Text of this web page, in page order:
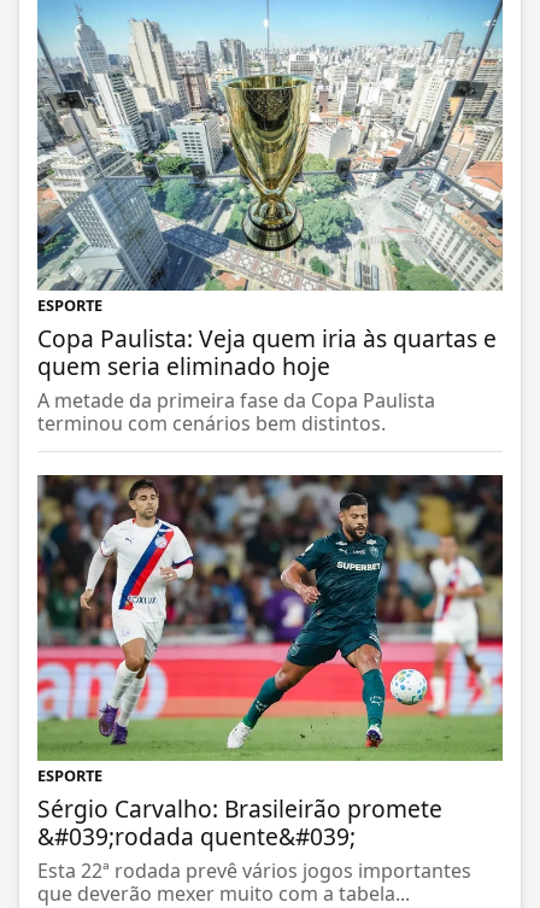
ESPORTE
Copa Paulista: Veja quem iria às quartas e
quem seria eliminado hoje
A metade da primeira fase da Copa Paulista
terminou com cenários bem distintos.
ESPORTE
Sérgio Carvalho: Brasileirão promete
&#039;rodada quente&#039;
Esta 22ª rodada prevê vários jogos importantes
que deverão mexer muito com a tabela...